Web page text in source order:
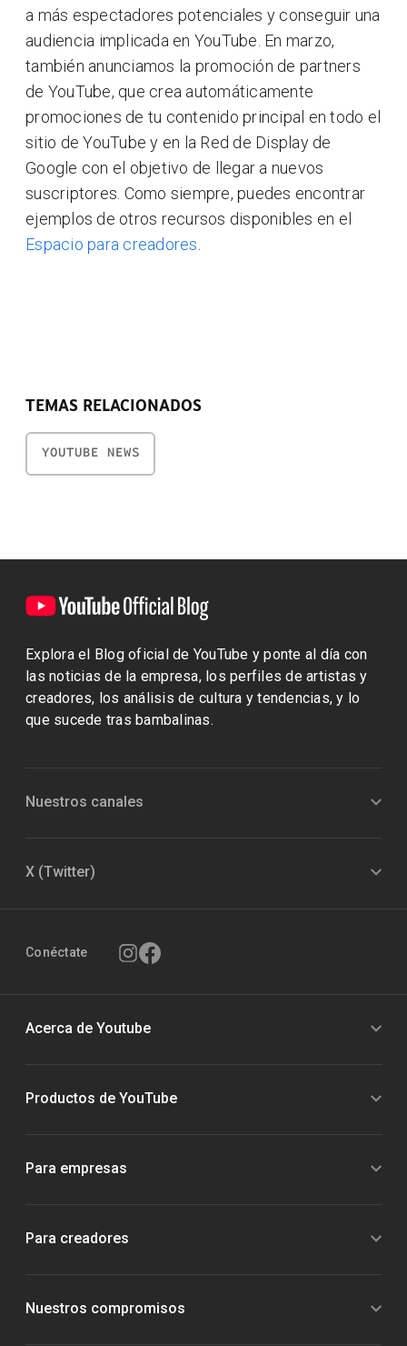
a más espectadores potenciales y conseguir una
audiencia implicada en YouTube. En marzo,
también anunciamos la promoción de partners
de YouTube, que crea automáticamente
promociones de tu contenido principal en todo el
sitio de YouTube y en la Red de Display de
Google con el objetivo de llegar a nuevos
suscriptores. Como siempre, puedes encontrar
ejemplos de otros recursos disponibles en el
Espacio para creadores
TEMAS RELACIONADOS
YOUTUBE NEWS
Explora el Blog oficial de YouTube y ponte al día con
las noticias de la empresa, los perfiles de artistas y
creadores, los análisis de cultura y tendencias, y lo
que sucede tras bambalinas.
Nuestros canales
X (Twitter)
Conéctate
Acerca de Youtube
Productos de YouTube
Para empresas
Para creadores
Nuestros compromisos